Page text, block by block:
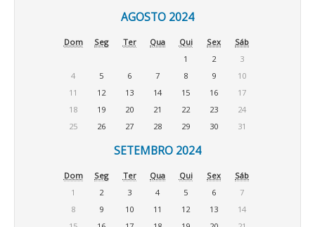
AGOSTO 2024
Dom Seg Ter Qua Qui Sex
Sáb
1
2
3
4
5 6 7 8 9
10
11
12 13 14 15 16
17
18
19 20 21 22 23
24
25
26 27 28 29 30 31
SETEMBRO 2024
Dom Seg Ter Qua Qui Sex
Sáb
1
2 3 4 5 6
7
8
9 10 11 12 13
14